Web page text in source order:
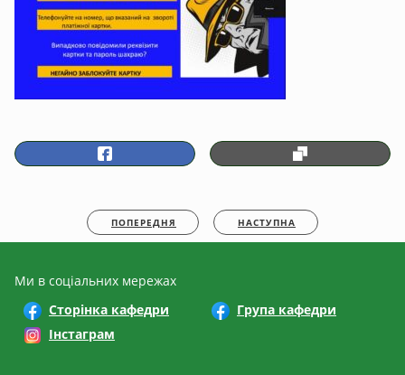
ПОПЕРЕДНЯ НАСТУПНА
Ми в соціальних мережах
Сторінка кафедри
Група кафедри
Інстаграм